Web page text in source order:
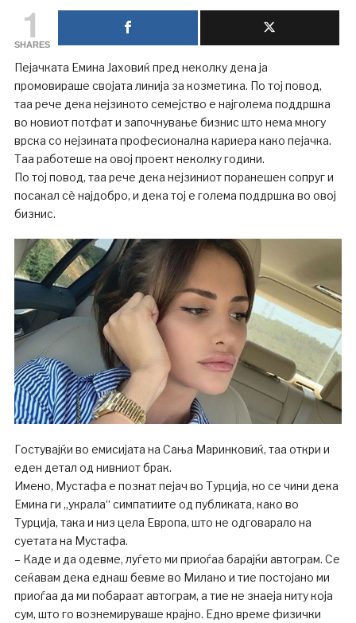
1
SHARES
Пејачката Емина Јаховиќ пред неколку дена ја
промовираше својата линија за козметика. По тој повод,
таа рече дека нејзиното семејство е најголема поддршка
во новиот потфат и започнување бизнис што нема многу
врска со нејзината професионална кариера како пејачка.
Таа работеше на овој проект неколку години.
По тој повод, таа рече дека нејзиниот поранешен сопруг и
посакал сè најдобро, и дека тој е голема поддршка во овој
бизнис.
Гостувајќи во емисијата на Сања Маринковиќ, таа откри и
еден детал од нивниот брак.
Имено, Мустафа е познат пејач во Турција, но се чини дека
Емина ги „украла“ симпатиите од публиката, како во
Турција, така и низ цела Европа, што не одговарало на
суетата на Мустафа.
– Каде и да одевме, луѓето ми приоѓаа барајќи автограм. Се
сеќавам дека еднаш бевме во Милано и тие постојано ми
приоѓаа да ми побараат автограм, а тие не знаеја ниту која
сум, што го вознемируваше крајно. Едно време физички